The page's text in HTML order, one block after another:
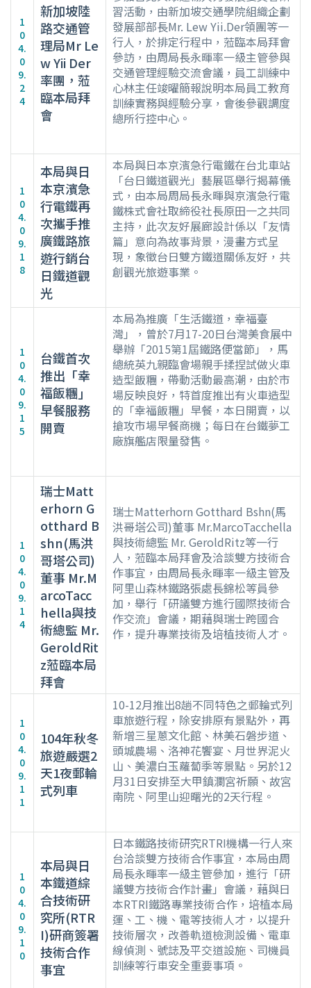
1
0
4.
0
9.
2
4
新加坡陸
路交通管
理局Mr Le
w Yii Der
率團，蒞
臨本局拜
會
習活動，由新加坡交通學院組織企劃
發展部部長Mr. Lew Yii.Der領團等一
行人，於排定行程中，蒞臨本局拜會
參訪，由周局長永暉率一級主管參與
交通管理經驗交流會議，員工訓練中
心林主任竣曜簡報說明本局員工教育
訓練實務與經驗分享，會後參觀調度
總所行控中心。
1
0
4.
0
9.
1
8
本局與日
本京濱急
行電鐵再
次攜手推
廣鐵路旅
遊行銷台
日鐵道觀
光
本局與日本京濱急行電鐵在台北車站
「台日鐵道觀光」藝展區舉行揭幕儀
式，由本局周局長永暉與京濱急行電
鐵株式會社取締役社長原田一之共同
主持，此次友好展廊設計係以「友情
篇」意向為故事背景，漫畫方式呈
現，象徵台日雙方鐵道關係友好，共
創觀光旅遊事業。
1
0
4.
0
9.
1
5
台鐵首次
推出「幸
福飯糰」
早餐服務
開賣
本局為推廣「生活鐵道，幸福臺
灣」，曾於7月17-20日台灣美食展中
舉辦「2015第1屆鐵路便當節」，馬
總統英九親臨會場親手揉捏試做火車
造型飯糰，帶動活動最高潮，由於市
場反映良好，特首度推出有火車造型
的「幸福飯糰」早餐，本日開賣，以
搶攻市場早餐商機；每日在台鐵夢工
廠旗艦店限量發售。
1
0
4.
0
9.
1
4
瑞士Matt
erhorn G
otthard B
shn(馬洪
哥塔公司)
董事 Mr.M
arcoTacc
hella與技
術總監 Mr.
GeroldRit
z蒞臨本局
拜會
瑞士Matterhorn Gotthard Bshn(馬
洪哥塔公司)董事 Mr.MarcoTacchella
與技術總監 Mr. GeroldRitz等一行
人，蒞臨本局拜會及洽談雙方技術合
作事宜，由周局長永暉率一級主管及
阿里山森林鐵路張處長錦松等員參
加，舉行「研議雙方進行國際技術合
作交流」會議，期藉與瑞士跨國合
作，提升專業技術及培植技術人才。
1
0
4.
0
9.
1
1
104年秋冬
旅遊嚴選2
天1夜郵輪
式列車
10-12月推出8趟不同特色之郵輪式列
車旅遊行程，除安排原有景點外，再
新增三星蔥文化館、林美石磐步道、
頭城農場、洛神花饗宴、月世界泥火
山、美濃白玉蘿蔔季等景點。另於12
月31日安排至大甲鎮瀾宮祈願、故宮
南院、阿里山迎曙光的2天行程。
1
0
4.
0
9.
1
0
本局與日
本鐵道綜
合技術研
究所(RTR
I)研商簽署
技術合作
事宜
日本鐵路技術研究RTRI機構一行人來
台洽談雙方技術合作事宜，本局由周
局長永暉率一級主管參加，進行「研
議雙方技術合作計畫」會議，藉與日
本RTRI鐵路專業技術合作，培植本局
運、工、機、電等技術人才，以提升
技術層次，改善軌道檢測設備、電車
線偵測、號誌及平交道設施、司機員
訓練等行車安全重要事項。